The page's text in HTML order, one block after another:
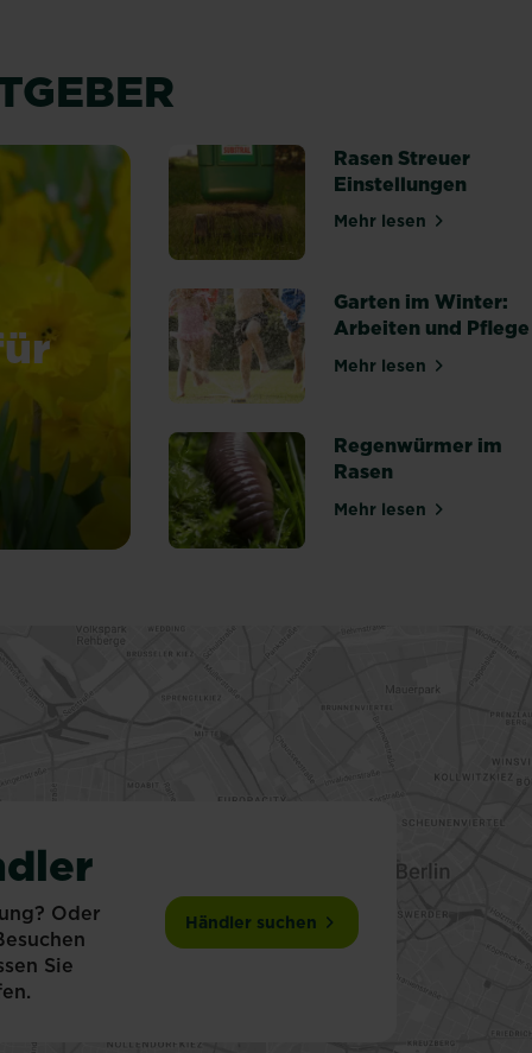
(Osterglocken)
Rasen Streuer
Einstellungen
Mehr lesenüber Rasen
Garten im Winter:
Arbeiten und Pflege
Mehr lesenüber Garten im
Regenwürmer im
Rasen
Mehr lesen
über
Oder
Sie
Händler suchen